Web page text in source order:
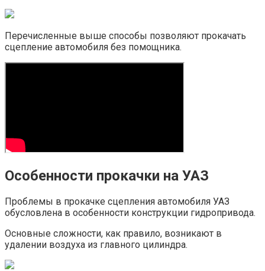
Перечисленные выше способы позволяют прокачать
сцепление автомобиля без помощника.
Особенности прокачки на УАЗ
Проблемы в прокачке сцепления автомобиля УАЗ
обусловлена в особенности конструкции гидропривода.
Основные сложности, как правило, возникают в
удалении воздуха из главного цилиндра.